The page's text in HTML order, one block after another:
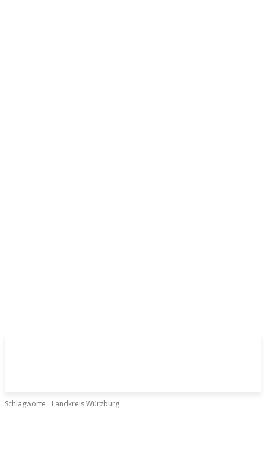
Schlagworte Landkreis Würzburg